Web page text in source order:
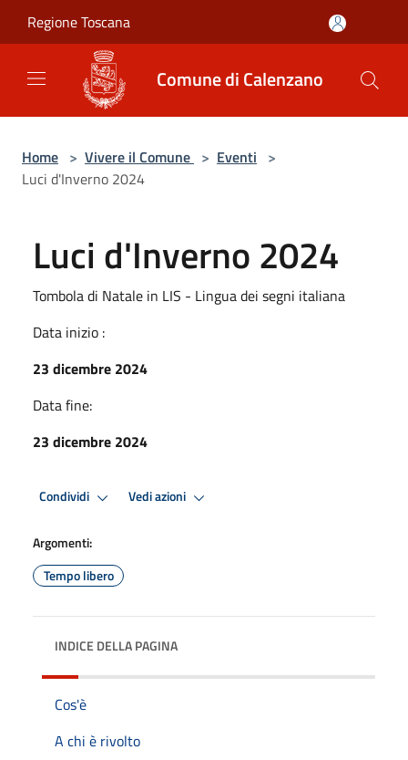
Regione Toscana
Comune di Calenzano
Home > Vivere il Comune > Eventi >
Luci d'Inverno 2024
Luci d'Inverno 2024
Tombola di Natale in LIS - Lingua dei segni italiana
Data inizio :
23 dicembre 2024
Data fine:
23 dicembre 2024
Condividi Vedi azioni
Argomenti:
Tempo libero
INDICE DELLA PAGINA
Cos'è
A chi è rivolto